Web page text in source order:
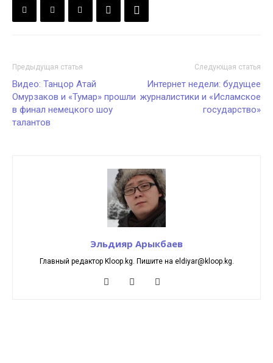
Предыдущая статья
Видео: Танцор Атай
Омурзаков и «Тумар» прошли
в финал немецкого шоу
талантов
Следующая статья
Интернет недели: будущее
журналистики и «Исламское
государство»
Эльдияр Арыкбаев
Главный редактор Kloop.kg. Пишите на eldiyar@kloop.kg.